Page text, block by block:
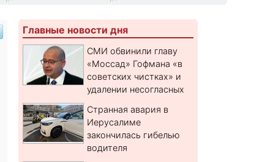
Главные новости дня
СМИ обвинили главу
«Моссад» Гофмана «в
советских чистках» и
удалении несогласных
Странная авария в
Иерусалиме
закончилась гибелью
водителя